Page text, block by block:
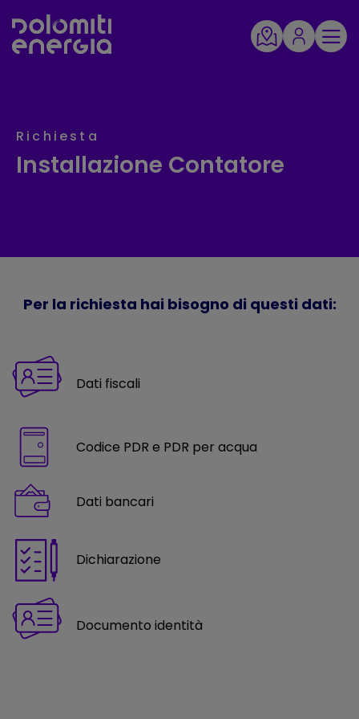
Richiesta
Installazione Contatore
Per la richiesta hai bisogno di questi dati:
Dati fiscali
Codice PDR e PDR per acqua
Dati bancari
Dichiarazione
Documento identità